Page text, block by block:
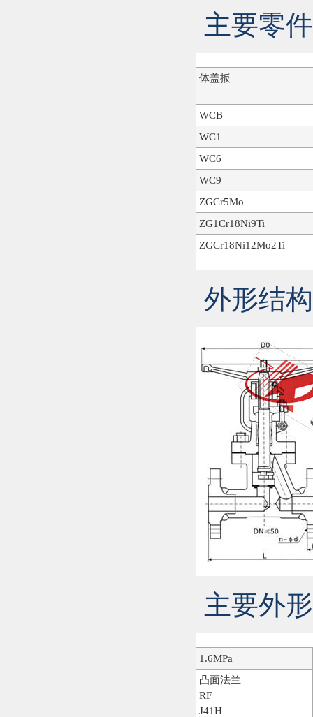
主要零
体盖扳
WCB
WC1
WC6
WC9
ZGCr5Mo
ZG1Cr18Ni9Ti
ZGCr18Ni12Mo2Ti
外形结
主要外
1.6MPa
凸面法兰
RF
J41H